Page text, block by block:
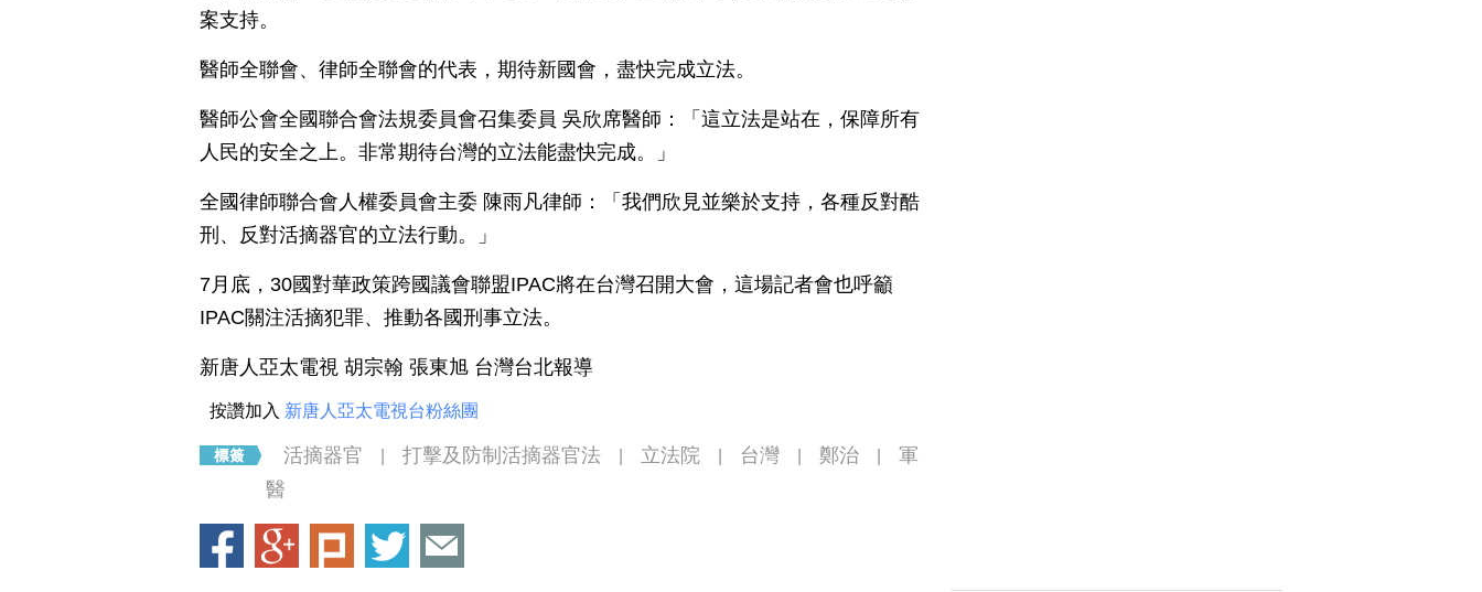
案支持。
醫師全聯會、律師全聯會的代表，期待新國會，盡快完成立法。
醫師公會全國聯合會法規委員會召集委員 吳欣席醫師：「這立法是站在，保障所有
人民的安全之上。非常期待台灣的立法能盡快完成。」
全國律師聯合會人權委員會主委 陳雨凡律師：「我們欣見並樂於支持，各種反對酷
刑、反對活摘器官的立法行動。」
7月底，30國對華政策跨國議會聯盟IPAC將在台灣召開大會，這場記者會也呼籲
IPAC關注活摘犯罪、推動各國刑事立法。
新唐人亞太電視 胡宗翰 張東旭 台灣台北報導
按讚加入 新唐人亞太電視台粉絲團
活摘器官 打擊及防制活摘器官法 立法院 台灣 鄭治
軍
醫